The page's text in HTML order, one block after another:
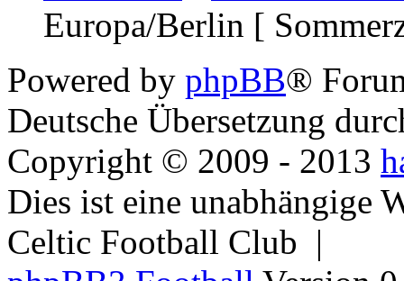
Europa/Berlin [
Powered by phpBB®
Deutsche Übersetzung
Copyright © 2009 - 2013
Dies ist eine unabhängige
Celtic Football Club |